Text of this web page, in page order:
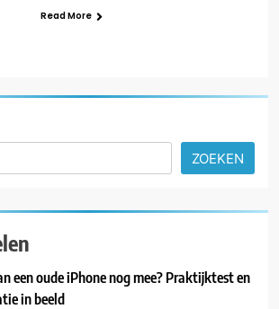
Read More
ZOEKEN
een oude iPhone nog mee? Praktijktest en
in beeld